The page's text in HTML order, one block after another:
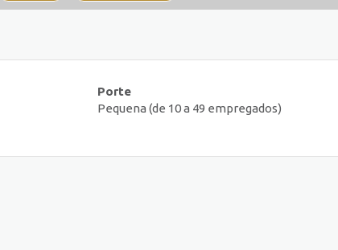
Porte
Pequena (de 10 a 49 empregados)